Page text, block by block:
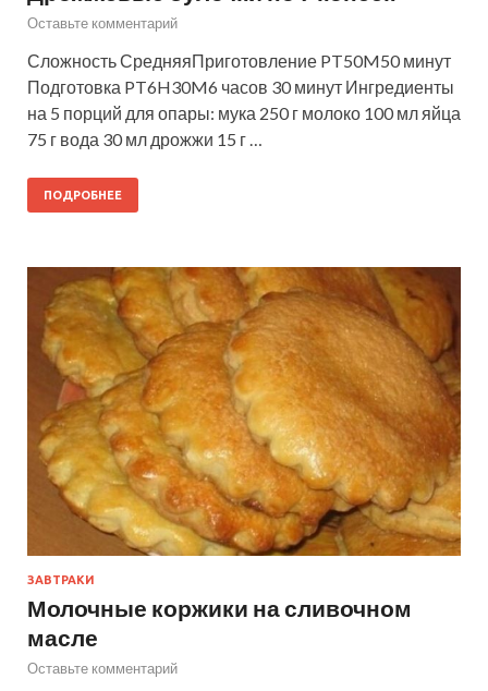
Оставьте комментарий
Сложность СредняяПриготовление PT50M50 минут
Подготовка PT6H30M6 часов 30 минут Ингредиенты
на 5 порций для опары: мука 250 г молоко 100 мл яйца
75 г вода 30 мл дрожжи 15 г …
ПОДРОБНЕЕ
ЗАВТРАКИ
Молочные коржики на сливочном
масле
Оставьте комментарий